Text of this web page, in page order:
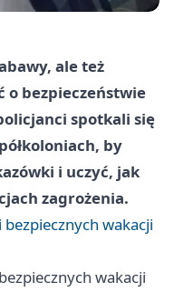
ale też
o bezpieczeństwie
spotkali się
by
i uczyć, jak
zagrożenia.
wakacji
wakacji